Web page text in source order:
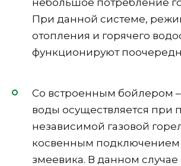
При данной системе,
отопления и горячего
функционируют
Со встроенным бойлером –
воды осуществляется при
независимой газовой
косвенным подключением
змеевика. В данном случае